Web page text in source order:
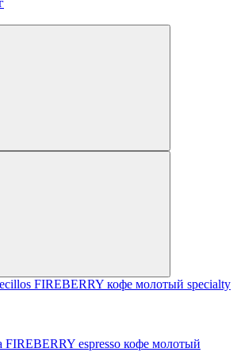
FIREBERRY кофе молотый specialty